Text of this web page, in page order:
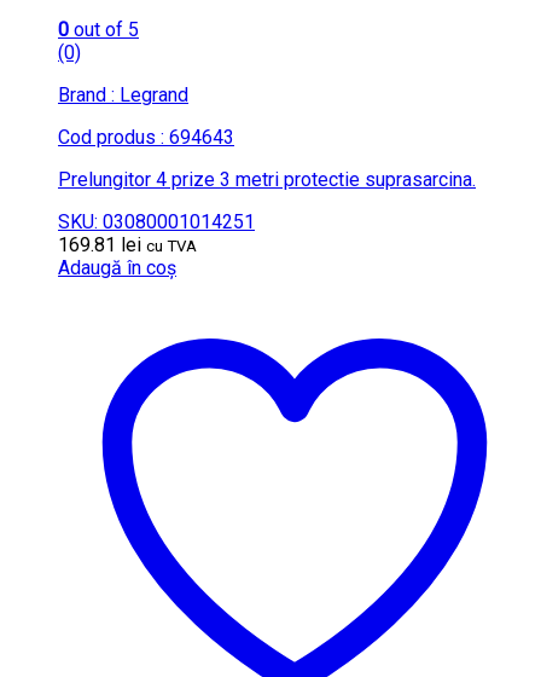
0 out of 5
(0)
Brand : Legrand
Cod produs : 694643
Prelungitor 4 prize 3 metri protectie suprasarcina.
SKU: 03080001014251
169.81 lei cu TVA
Adaugă în coș